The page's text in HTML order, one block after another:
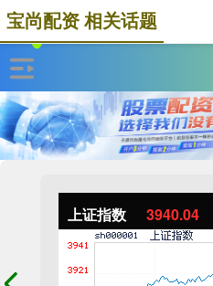
上证指数 3940.04
宝尚配资 相关话题